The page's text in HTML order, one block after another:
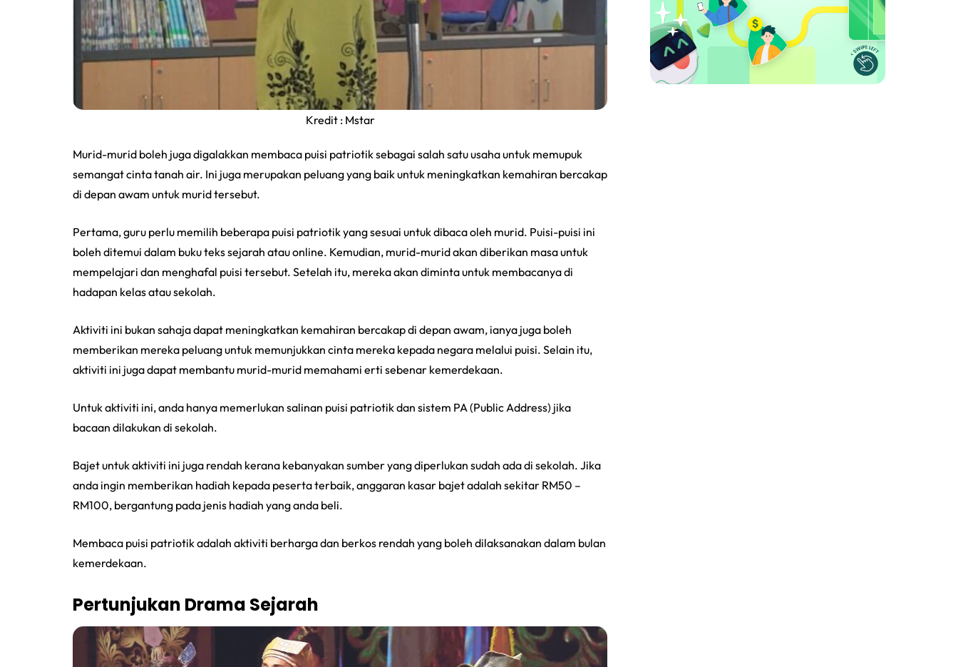
Kredit : Mstar
Murid-murid boleh juga digalakkan membaca puisi patriotik sebagai salah satu usaha untuk memupuk
semangat cinta tanah air. Ini juga merupakan peluang yang baik untuk meningkatkan kemahiran bercakap
di depan awam untuk murid tersebut.
Pertama, guru perlu memilih beberapa puisi patriotik yang sesuai untuk dibaca oleh murid. Puisi-puisi ini
boleh ditemui dalam buku teks sejarah atau online. Kemudian, murid-murid akan diberikan masa untuk
mempelajari dan menghafal puisi tersebut. Setelah itu, mereka akan diminta untuk membacanya di
hadapan kelas atau sekolah.
Aktiviti ini bukan sahaja dapat meningkatkan kemahiran bercakap di depan awam, ianya juga boleh
memberikan mereka peluang untuk memunjukkan cinta mereka kepada negara melalui puisi. Selain itu,
aktiviti ini juga dapat membantu murid-murid memahami erti sebenar kemerdekaan.
Untuk aktiviti ini, anda hanya memerlukan salinan puisi patriotik dan sistem PA (Public Address) jika
bacaan dilakukan di sekolah.
Bajet untuk aktiviti ini juga rendah kerana kebanyakan sumber yang diperlukan sudah ada di sekolah. Jika
anda ingin memberikan hadiah kepada peserta terbaik, anggaran kasar bajet adalah sekitar RM50 –
RM100, bergantung pada jenis hadiah yang anda beli.
Membaca puisi patriotik adalah aktiviti berharga dan berkos rendah yang boleh dilaksanakan dalam bulan
kemerdekaan.
Pertunjukan Drama Sejarah